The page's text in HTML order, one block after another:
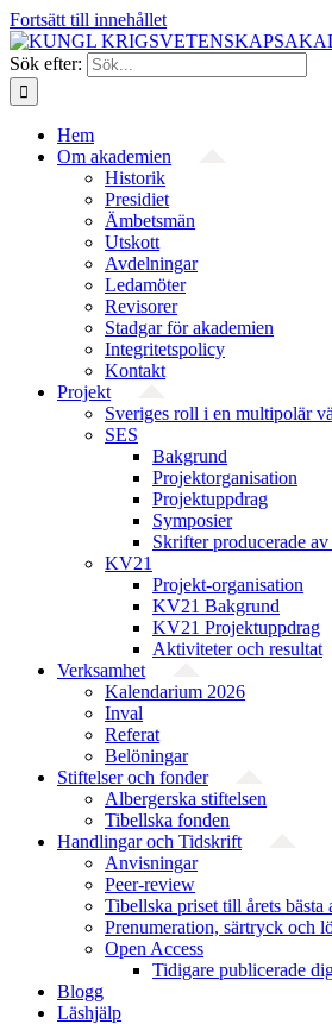
Fortsätt till innehållet
Sök efter:
Hem
Om akademien
Historik
Presidiet
Ämbetsmän
Utskott
Avdelningar
Ledamöter
Revisorer
Stadgar för akademien
Integritetspolicy
Kontakt
Projekt
Sveriges roll i en multipolär
SES
Bakgrund
Projekt­organisation
Projektuppdrag
Symposier
Skrifter producerade av
KV21
Projekt-organisation
KV21 Bakgrund
KV21 Projektuppdrag
Aktiviteter och resultat
Verksamhet
Kalendarium 2026
Inval
Referat
Belöningar
Stiftelser och fonder
Albergerska stiftelsen
Tibellska fonden
Handlingar och Tidskrift
Anvisningar
Peer-review
Tibellska priset till årets bästa
Prenumeration, särtryck och
Open Access
Tidigare publicerade
Blogg
Läshjälp